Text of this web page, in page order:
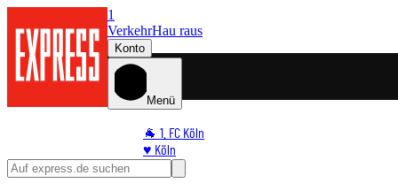
1
VerkehrHau raus
Konto
Menü
🐐 1. FC Köln
♥️ Köln
⭐ Promi